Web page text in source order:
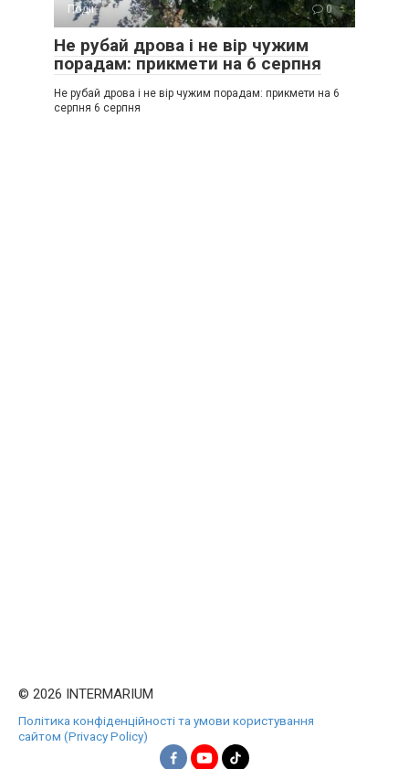
Події 0
Не рубай дрова і не вір чужим
порадам: прикмети на 6 серпня
Не рубай дрова і не вір чужим порадам: прикмети на 6
серпня 6 серпня
© 2026 INTERMARIUM
Політика конфіденційності та умови користування
сайтом (Privacy Policy)